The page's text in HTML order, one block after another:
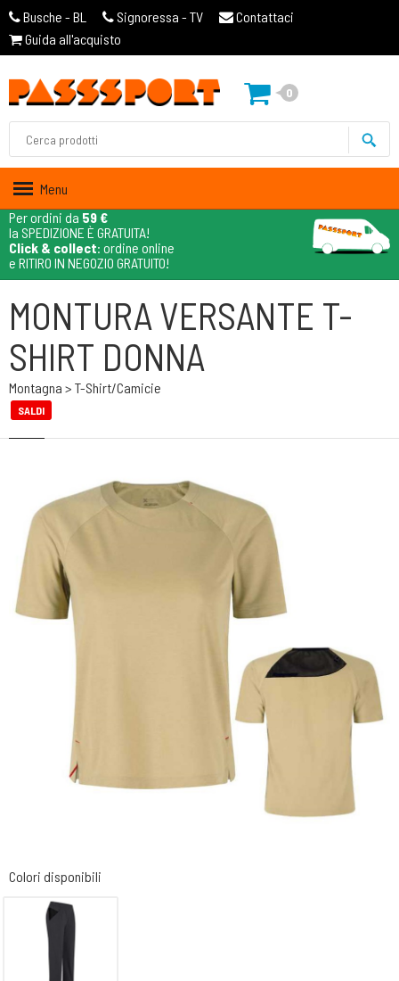
Busche - BL Signoressa - TV
Contattaci
Guida all'acquisto
0
Menu
Per ordini da 59 €
la SPEDIZIONE È GRATUITA!
Click & collect: ordine online
e RITIRO IN NEGOZIO GRATUITO!
MONTURA VERSANTE T-
SHIRT DONNA
Montagna > T-Shirt/camicie
SALDI
Colori disponibili